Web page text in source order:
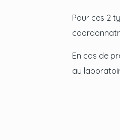
Pour ces 2
En cas de
au